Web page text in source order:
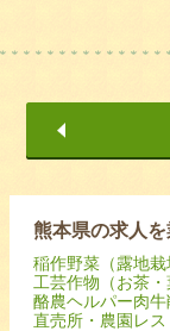
熊本県の求人
稲作野菜（露地栽
工芸作物（お茶・
酪農ヘルパー肉牛
直売所・農園レス